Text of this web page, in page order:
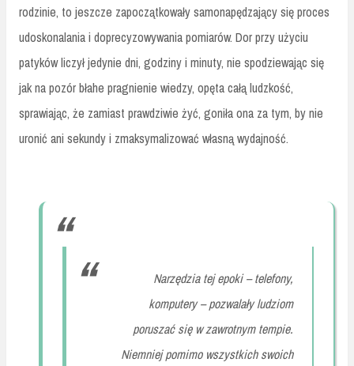
rodzinie, to jeszcze zapoczątkowały samonapędzający się proces
udoskonalania i doprecyzowywania pomiarów. Dor przy użyciu
patyków liczył jedynie dni, godziny i minuty, nie spodziewając się
jak na pozór błahe pragnienie wiedzy, opęta całą ludzkość,
sprawiając, że zamiast prawdziwie żyć, goniła ona za tym, by nie
uronić ani sekundy i zmaksymalizować własną wydajność.
Narzędzia tej epoki – telefony,
komputery – pozwalały ludziom
poruszać się w zawrotnym tempie.
Niemniej pomimo wszystkich swoich